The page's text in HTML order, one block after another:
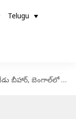
Telugu
పర్యటన.. పలు అభివృద్ధి కార్యక్రమాలు ప్రారంభోత్సవం